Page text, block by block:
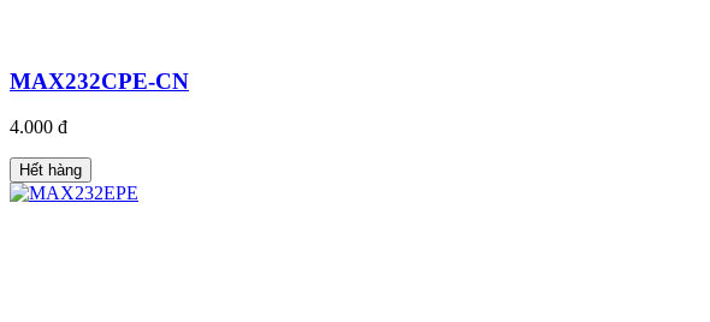
MAX232CPE-CN
4.000 đ
Hết hàng